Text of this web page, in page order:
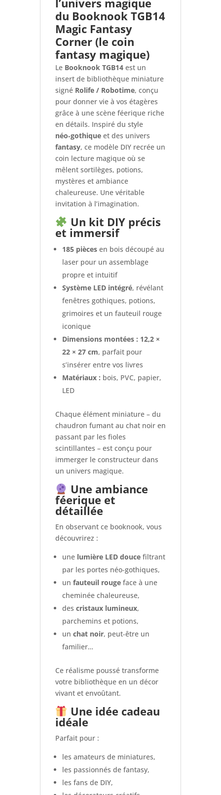
du Booknook TGB14
Magic Fantasy
Corner (le coin
fantasy magique)
Le Booknook TGB14est un
insert de bibliothèque miniature
signé Rolife / Robotime, conçu
pour donner vie à vos étagères
grâce à une scène féerique riche
en détails. Inspiré du style
néo‑gothiqueet des univers
fantasy, ce modèle DIY recrée un
coin lecture magique où se
mêlent sortilèges, potions,
mystères et ambiance
chaleureuse. Une véritable
invitation à l’imagination.
Un kit DIY précis
et immersif
185 piècesen bois découpé au
laser pour un assemblage
propre et intuitif
Système LED intégré, révélant
fenêtres gothiques, potions,
grimoires et un fauteuil rouge
iconique
Dimensions montées : 12,2 ×
22 × 27 cm, parfait pour
s’insérer entre vos livres
Matériaux : bois, PVC, papier,
LED
Chaque élément miniature – du
chaudron fumant au chat noir en
passant par les fioles
scintillantes – est conçu pour
immerger le constructeur dans
un univers magique.
Une ambiance
féerique et
détaillée
En observant ce booknook, vous
découvrirez :
une lumière LED doucefiltrant
par les portes néo‑gothiques,
un fauteuil rougeface à une
cheminée chaleureuse,
des cristaux lumineux,
parchemins et potions,
un chat noir, peut‑être un
familier…
Ce réalisme poussé transforme
votre bibliothèque en un décor
vivant et envoûtant.
Une idée cadeau
idéale
Parfait pour :
les amateurs de miniatures,
les passionnés de fantasy,
les fans de DIY,